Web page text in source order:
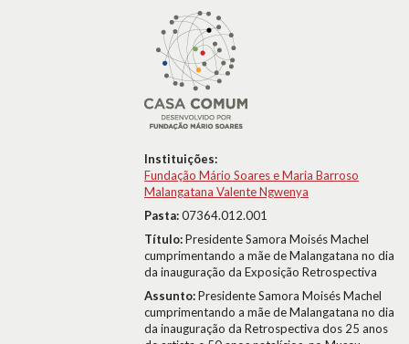
Instituições:
Fundação Mário Soares e Maria Barroso
Malangatana Valente Ngwenya
Pasta:07364.012.001
Título:Presidente Samora Moisés Machel
cumprimentando a mãe de Malangatana no dia
da inauguração da Exposição Retrospectiva
Assunto:Presidente Samora Moisés Machel
cumprimentando a mãe de Malangatana no dia
da inauguração da Retrospectiva dos 25 anos